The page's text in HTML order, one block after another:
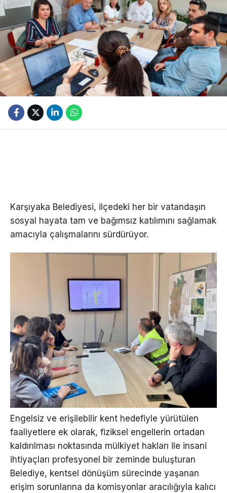
Karşıyaka Belediyesi, ilçedeki her bir vatandaşın
sosyal hayata tam ve bağımsız katılımını sağlamak
amacıyla çalışmalarını sürdürüyor.
Engelsiz ve erişilebilir kent hedefiyle yürütülen
faaliyetlere ek olarak, fiziksel engellerin ortadan
kaldırılması noktasında mülkiyet hakları ile insani
ihtiyaçları profesyonel bir zeminde buluşturan
Belediye, kentsel dönüşüm sürecinde yaşanan
erişim sorunlarına da komisyonlar aracılığıyla kalıcı